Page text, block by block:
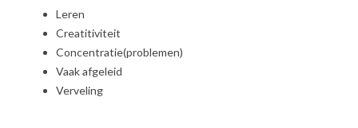
Leren
Creatitiviteit
Concentratie(problemen)
Vaak afgeleid
Verveling